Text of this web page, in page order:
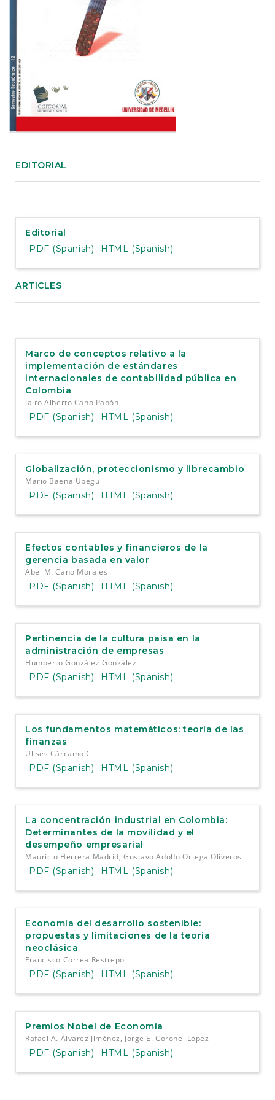
t
d
e
b
a
r
EDITORIAL
Editorial
PDF (Spanish)
HTML (Spanish)
ARTICLES
Marco de conceptos relativo a la
implementación de estándares
internacionales de contabilidad pública en
Colombia
Jairo Alberto Cano Pabón
PDF (Spanish) HTML (Spanish)
Globalización, proteccionismo y librecambio
Mario Baena Upegui
PDF (Spanish) HTML (Spanish)
Efectos contables y financieros de la
gerencia basada en valor
Abel M. Cano Morales
PDF (Spanish) HTML (Spanish)
Pertinencia de la cultura paisa en la
administración de empresas
Humberto González González
PDF (Spanish) HTML (Spanish)
Los fundamentos matemáticos: teoría de las
finanzas
Ulises Cárcamo C
PDF (Spanish) HTML (Spanish)
La concentración industrial en Colombia:
Determinantes de la movilidad y el
desempeño empresarial
Mauricio Herrera Madrid, Gustavo Adolfo Ortega Oliveros
PDF (Spanish) HTML (Spanish)
Economía del desarrollo sostenible:
propuestas y limitaciones de la teoría
neoclásica
Francisco Correa Restrepo
PDF (Spanish) HTML (Spanish)
Premios Nobel de Economía
Rafael A. Álvarez Jiménez, Jorge E. Coronel López
PDF (Spanish) HTML (Spanish)